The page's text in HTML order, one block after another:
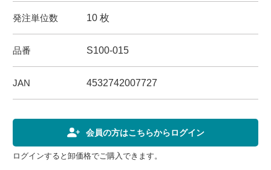
発注単位数 10 枚
品番 S100-015
JAN 4532742007727
会員の方はこちらからログイン
ログインすると卸価格でご購入できます。